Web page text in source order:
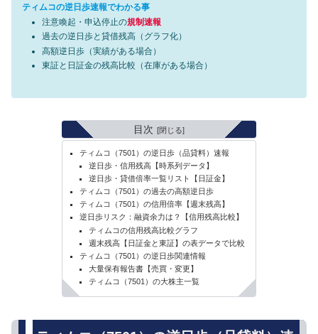
ティムコの逆日歩速報でわかる事
注意喚起・申込停止の規制速報
過去の逆日歩と貸借残高（グラフ化）
高額逆日歩（実績がある場合）
東証と日証金の残高比較（在庫がある場合）
目次
ティムコ（7501）の逆日歩（品貸料）速報
逆日歩・信用残高【時系列データ】
逆日歩・貸借倍率一覧リスト【日証金】
ティムコ（7501）の過去の高額逆日歩
ティムコ（7501）の信用倍率【週末残高】
逆日歩リスク：融資余力は？【信用残高比較】
ティムコの信用残高比較グラフ
週末残高【日証金と東証】の表データで比較
ティムコ（7501）の逆日歩関連情報
大量保有報告書【売買・変更】
ティムコ（7501）の大株主一覧